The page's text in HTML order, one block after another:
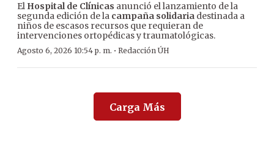
El Hospital de Clínicas anunció el lanzamiento de la
segunda edición de la campaña solidaria destinada a
niños de escasos recursos que requieran de
intervenciones ortopédicas y traumatológicas.
Agosto 6, 2026 10:54 p. m. · Redacción ÚH
Carga Más